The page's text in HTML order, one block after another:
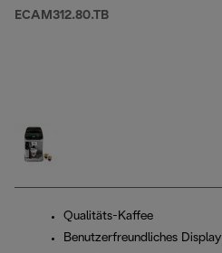
ECAM312.80.TB
Qualitäts-Kaffee
Benutzerfreundliches Display